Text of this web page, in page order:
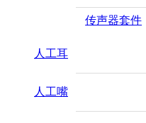
传声器套件
人工耳
人工嘴